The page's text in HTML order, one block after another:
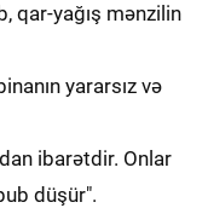
qar-yağış mənzilin
yararsız və
ibarətdir. Onlar
düşür".